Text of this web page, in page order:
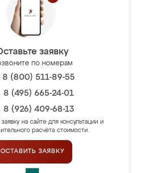
заявку
по номерам
8 (800) 511-89-55
8 (495) 665-24-01
8 (926) 409-68-13
на сайте для консультации и
расчёта стоимости.
ОСТАВИТЬ ЗАЯВКУ